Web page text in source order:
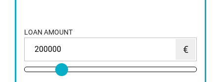
LOAN AMOUNT